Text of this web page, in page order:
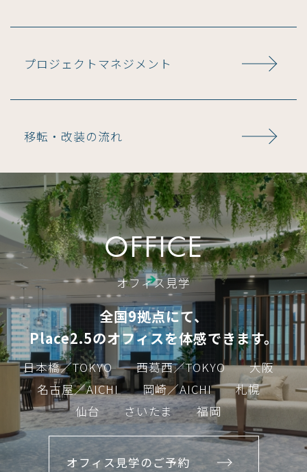
プロジェクトマネジメント
移転・改装の流れ
OFFICE
オフィス見学
全国9拠点にて、
Place2.5のオフィスを体感できます。
日本橋／TOKYO 西葛西／TOKYO
大阪
名古屋／AICHI
岡崎／AICHI
札幌
仙台
さいたま 福岡
オフィス見学のご予約